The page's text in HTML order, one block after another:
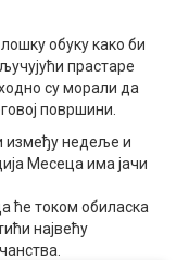
обуку како би
прастаре
су морали да
површини.
између недеље и
Месеца има јачи
ће током обиласка
највећу